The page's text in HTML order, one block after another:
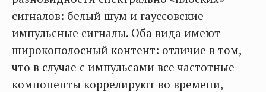
сигналов: белый шум и гауссовские
импульсные сигналы. Оба вида имеют
широкополосный контент: отличие в том,
что в случае с импульсами все частотные
компоненты коррелируют во времени,